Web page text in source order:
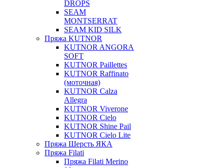
DROPS
SEAM
MONTSERRAT
SEAM KID SILK
Пряжа KUTNOR
KUTNOR ANGORA
SOFT
KUTNOR Paillettes
KUTNOR Raffinato
(моточная)
KUTNOR Calza
Allegra
KUTNOR Viverone
KUTNOR Cielo
KUTNOR Shine Pail
KUTNOR Cielo Lite
Пряжа Шерсть ЯКА
Пряжа Filati
Пряжа Filati Merino